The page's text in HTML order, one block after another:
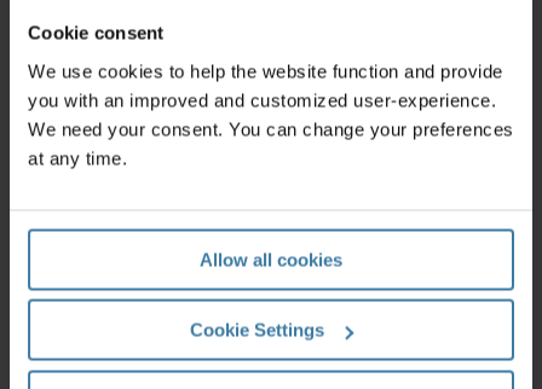
Cookie consent
We use cookies to help the website function and provide
you with an improved and customized user-experience.
We need your consent. You can change your preferences
at any time.
Allow all cookies
Cookie Settings
Obtén una cotización